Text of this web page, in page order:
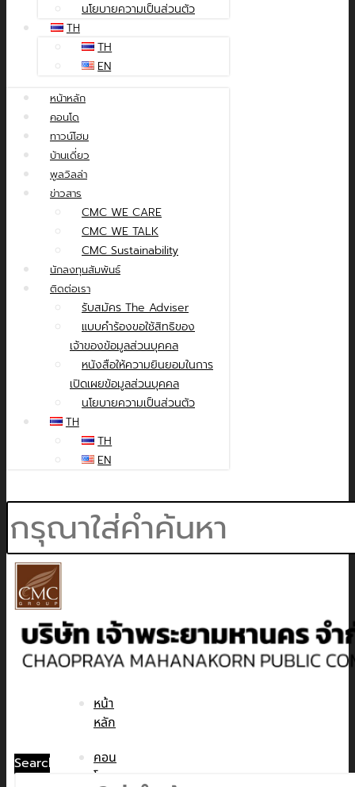
นโยบายความเป็นส่วนตัว
TH
TH
EN
หน้าหลัก
คอนโด
ทาวน์โฮม
บ้านเดี่ยว
พูลวิลล่า
ข่าวสาร
CMC WE CARE
CMC WE TALK
CMC Sustainability
นักลงทุนสัมพันธ์
ติดต่อเรา
รับสมัคร The Adviser
แบบคำร้องขอใช้สิทธิของ
เจ้าของข้อมูลส่วนบุคคล
หนังสือให้ความยินยอมในการ
เปิดเผยข้อมูลส่วนบุคคล
นโยบายความเป็นส่วนตัว
TH
TH
EN
หน้า
หลัก
คอน
โด
Search